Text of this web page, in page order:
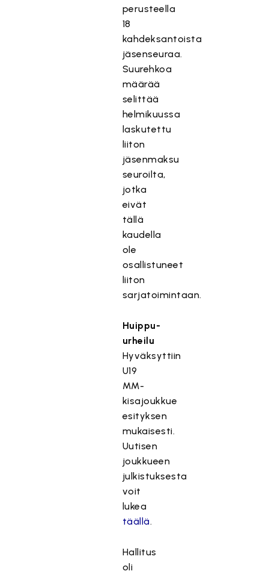
perusteella
18
kahdeksantoista
jäsenseuraa.
Suurehkoa
määrää
selittää
helmikuussa
laskutettu
liiton
jäsenmaksu
seuroilta,
jotka
eivät
tällä
kaudella
ole
osallistuneet
liiton
sarjatoimintaan.
Huippu-
urheilu
Hyväksyttiin
U19
MM-
kisajoukkue
esityksen
mukaisesti.
Uutisen
joukkueen
julkistuksesta
voit
lukea
täällä.
Hallitus
oli